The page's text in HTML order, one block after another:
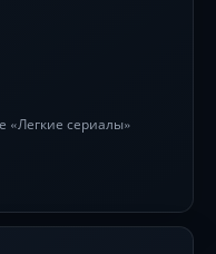
«Легкие сериалы»